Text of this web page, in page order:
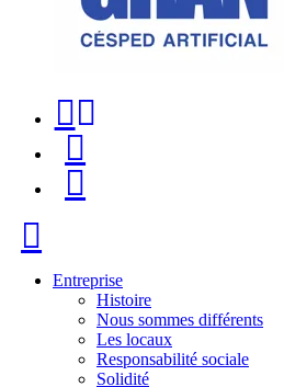
116
96
57
Entreprise
Histoire
Nous sommes différents
Les locaux
Responsabilité sociale
Solidité